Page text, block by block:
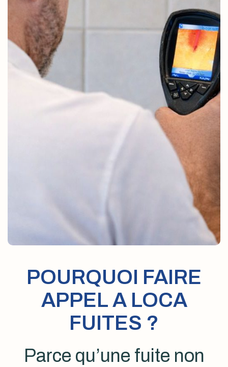
POURQUOI FAIRE
APPEL A LOCA
FUITES ?
Parce qu’une fuite non